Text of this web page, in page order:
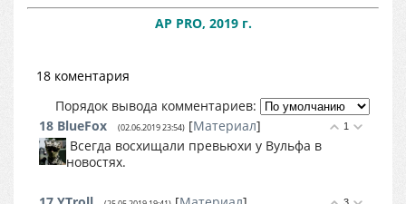
AP PRO, 2019 г.
18 коментария
Порядок вывода комментариев:
1
18 BlueFox (02.06.2019 23:54) [Материал]
Всегда восхищали превьюхи у Вульфа в
новостях.